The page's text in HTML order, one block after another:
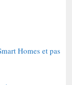
Homes et pas